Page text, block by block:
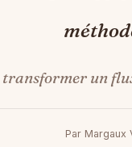
un
Par Margaux